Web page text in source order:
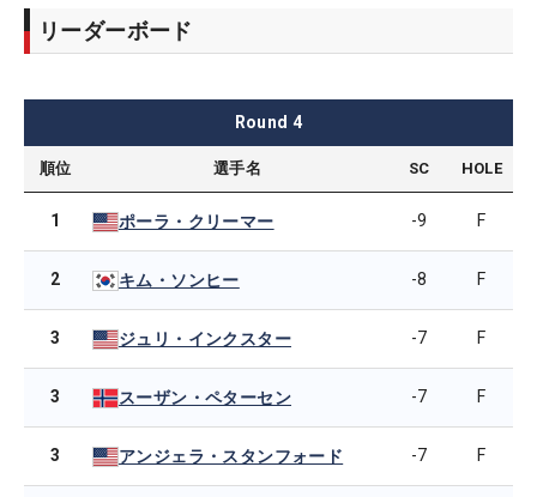
リーダーボード
Round 4
順位 選手名 SC HOLE
1 ポーラ・クリーマー -9 F
2 キム・ソンヒー -8 F
3 ジュリ・インクスター -7 F
3 スーザン・ペターセン -7 F
3 アンジェラ・スタンフォード -7 F